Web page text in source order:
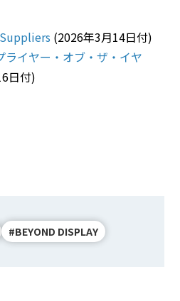
(2026年3月14日付)
イヤー・オブ・ザ・イヤ
日付)
#BEYOND DISPLAY